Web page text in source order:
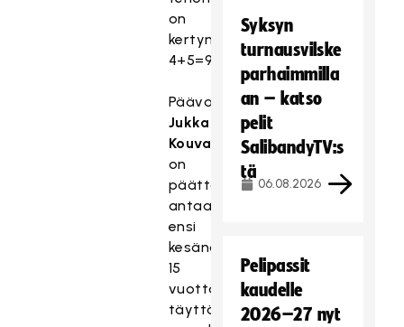
on
kertynyt
4+5=9.
Päävalmentaja
Jukka
Kouvalainen
on
päättänyt
antaa
ensi
kesänä
15
vuotta
täyttävälle
Syksyn
turnausvilske
parhaimmilla
an – katso
pelit
SalibandyTV:s
tä
06.08.2026
Pelipassit
kaudelle
2026–27 nyt